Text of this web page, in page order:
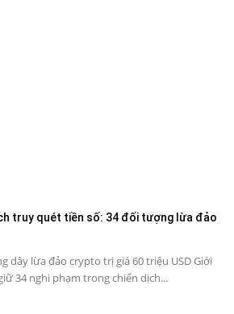
truy quét tiền số: 34 đối tượng lừa đảo
dây lừa đảo crypto trị giá 60 triệu USD Giới
34 nghi phạm trong chiến dịch...